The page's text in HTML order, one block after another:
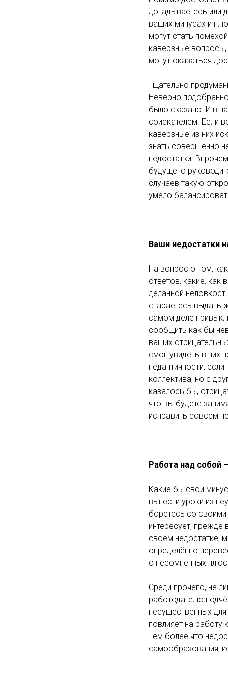
догадываетесь или
ваших минусах и
могут стать
каверзные вопросы,
могут оказаться
Тщательно
Неверно
было сказано. И в
соискателем. Если
каверзные из них
знать совершенно
недостатки.
будущего
случаев такую
умело
Ваши недостатки
На вопрос о том,
ответов, какие, как
деланной
стараетесь выдать
самом деле
сообщить как бы
ваших
смог увидеть в них
педантичности,
коллектива, но с
казалось бы,
что вы будете
исправить совсем
Работа над собой
Какие бы свои
вынести уроки из
боретесь со своими
интересует, прежде
своём недостатке,
определённо
о несомненных
Среди прочего, не
работодателю
несущественных
повлияет на работу
Тем более что
самообразования,